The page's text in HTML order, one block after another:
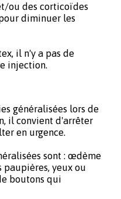
ou des corticoïdes
diminuer les
il n'y a pas de
injection.
généralisées lors de
il convient d'arrêter
en urgence.
sont : œdème
paupières, yeux ou
boutons qui